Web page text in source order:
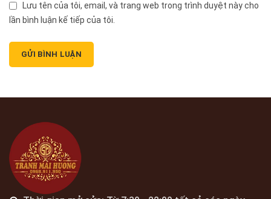
Lưu tên của tôi, email, và trang web trong trình duyệt này cho
lần bình luận kế tiếp của tôi.